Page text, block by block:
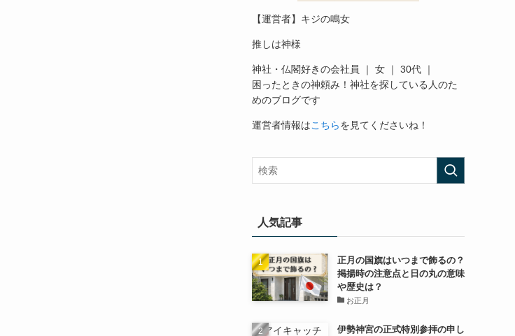
【運営者】キジの鳴女
推しは神様
神社・仏閣好きの会社員 ｜ 女 ｜ 30代 ｜
困ったときの神頼み！神社を探している人のた
めのブログです
運営者情報はこちらを見てくださいね！
人気記事
正月の国旗はいつまで飾るの？
掲揚時の注意点と日の丸の意味
や歴史は？
お正月
伊勢神宮の正式特別参拝の申し